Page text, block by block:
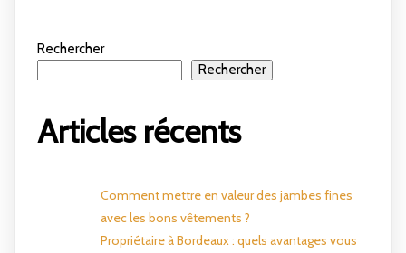
Rechercher
Rechercher
Articles récents
Comment mettre en valeur des jambes fines
avec les bons vêtements ?
Propriétaire à Bordeaux : quels avantages vous